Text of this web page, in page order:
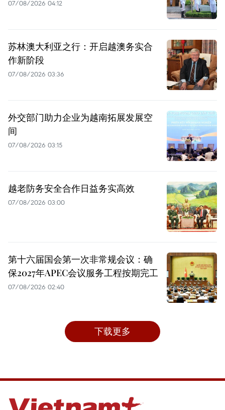
07/08/2026 04:12
苏林澳大利亚之行：开启越澳务实合
作新阶段
07/08/2026 03:36
外交部门助力企业为越南拓展发展空
间
07/08/2026 03:15
越老防务安全合作日益务实高效
07/08/2026 03:00
第十六届国会第一次非常规会议：确
保2027年APEC会议服务工程按期完工
07/08/2026 02:40
下载更多